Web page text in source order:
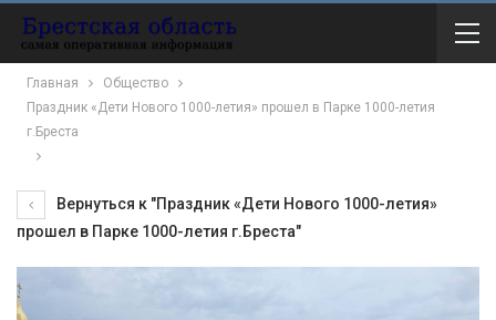
Главная
Общество
Праздник «Дети Нового 1000-летия» прошел в Парке 1000-летия
г.Бреста
Вернуться к "Праздник «Дети Нового 1000-летия»
прошел в Парке 1000-летия г.Бреста"